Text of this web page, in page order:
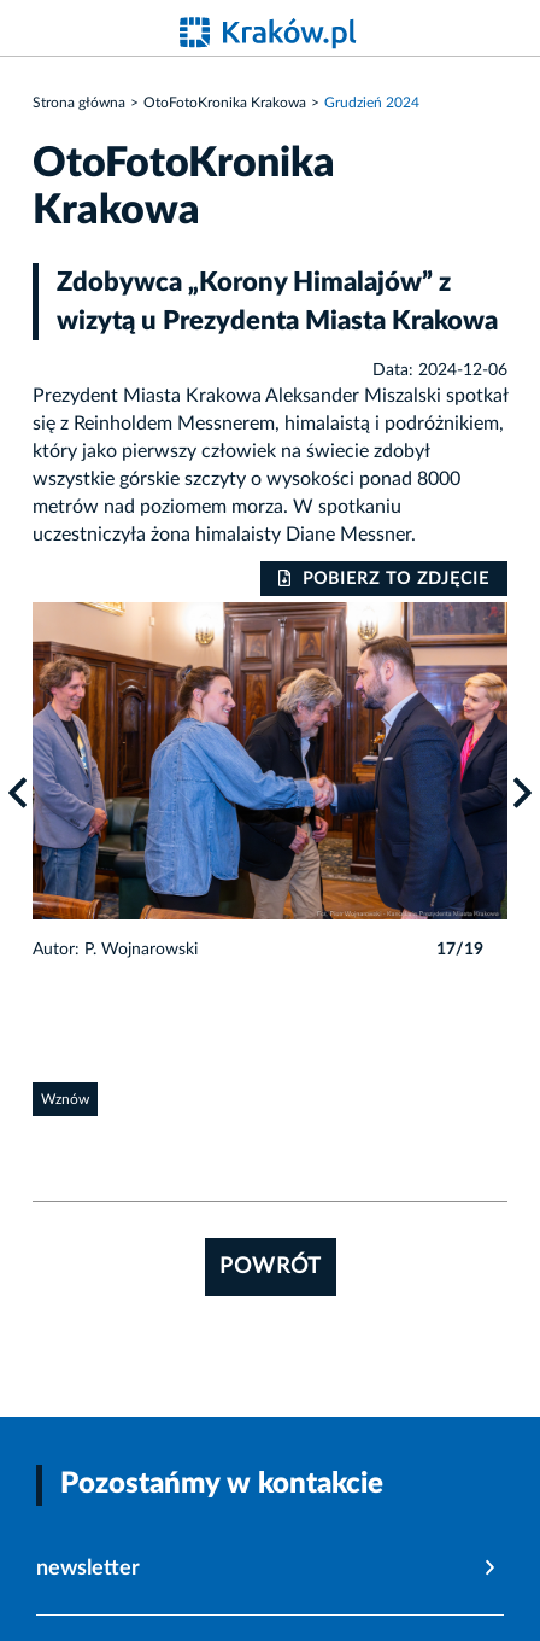
Strona główna OtoFotoKronika Krakowa Grudzień 2024
OtoFotoKronika
Krakowa
Zdobywca „Korony Himalajów” z
wizytą u Prezydenta Miasta Krakowa
Data: 2024-12-06
Prezydent Miasta Krakowa Aleksander Miszalski spotkał
się z Reinholdem Messnerem, himalaistą i podróżnikiem,
który jako pierwszy człowiek na świecie zdobył
wszystkie górskie szczyty o wysokości ponad 8000
metrów nad poziomem morza. W spotkaniu
uczestniczyła żona himalaisty Diane Messner.
POBIERZ TO ZDJĘCIE
Autor: P. Wojnarowski 17/19
Wznów
POWRÓT
Pozostańmy w kontakcie
newsletter